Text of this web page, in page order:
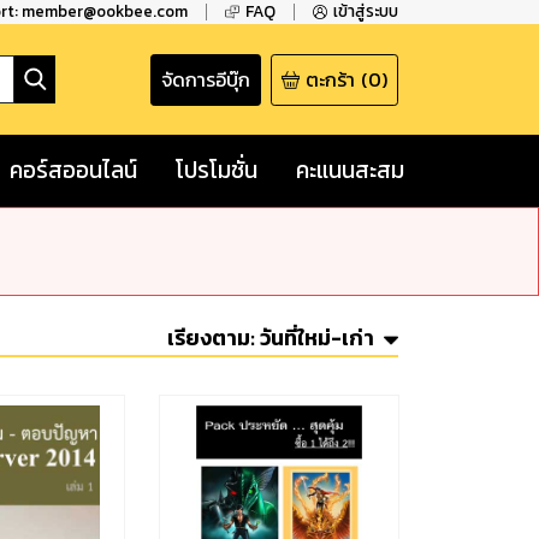
member@ookbee.com FAQ เข้าสู่ระบบ
จัดการอีบุ๊ก ตะกร้า (0)
คอร์สออนไลน์ โปรโมชั่น คะแนนสะสม
เรียงตาม:วันที่ใหม่-เก่า